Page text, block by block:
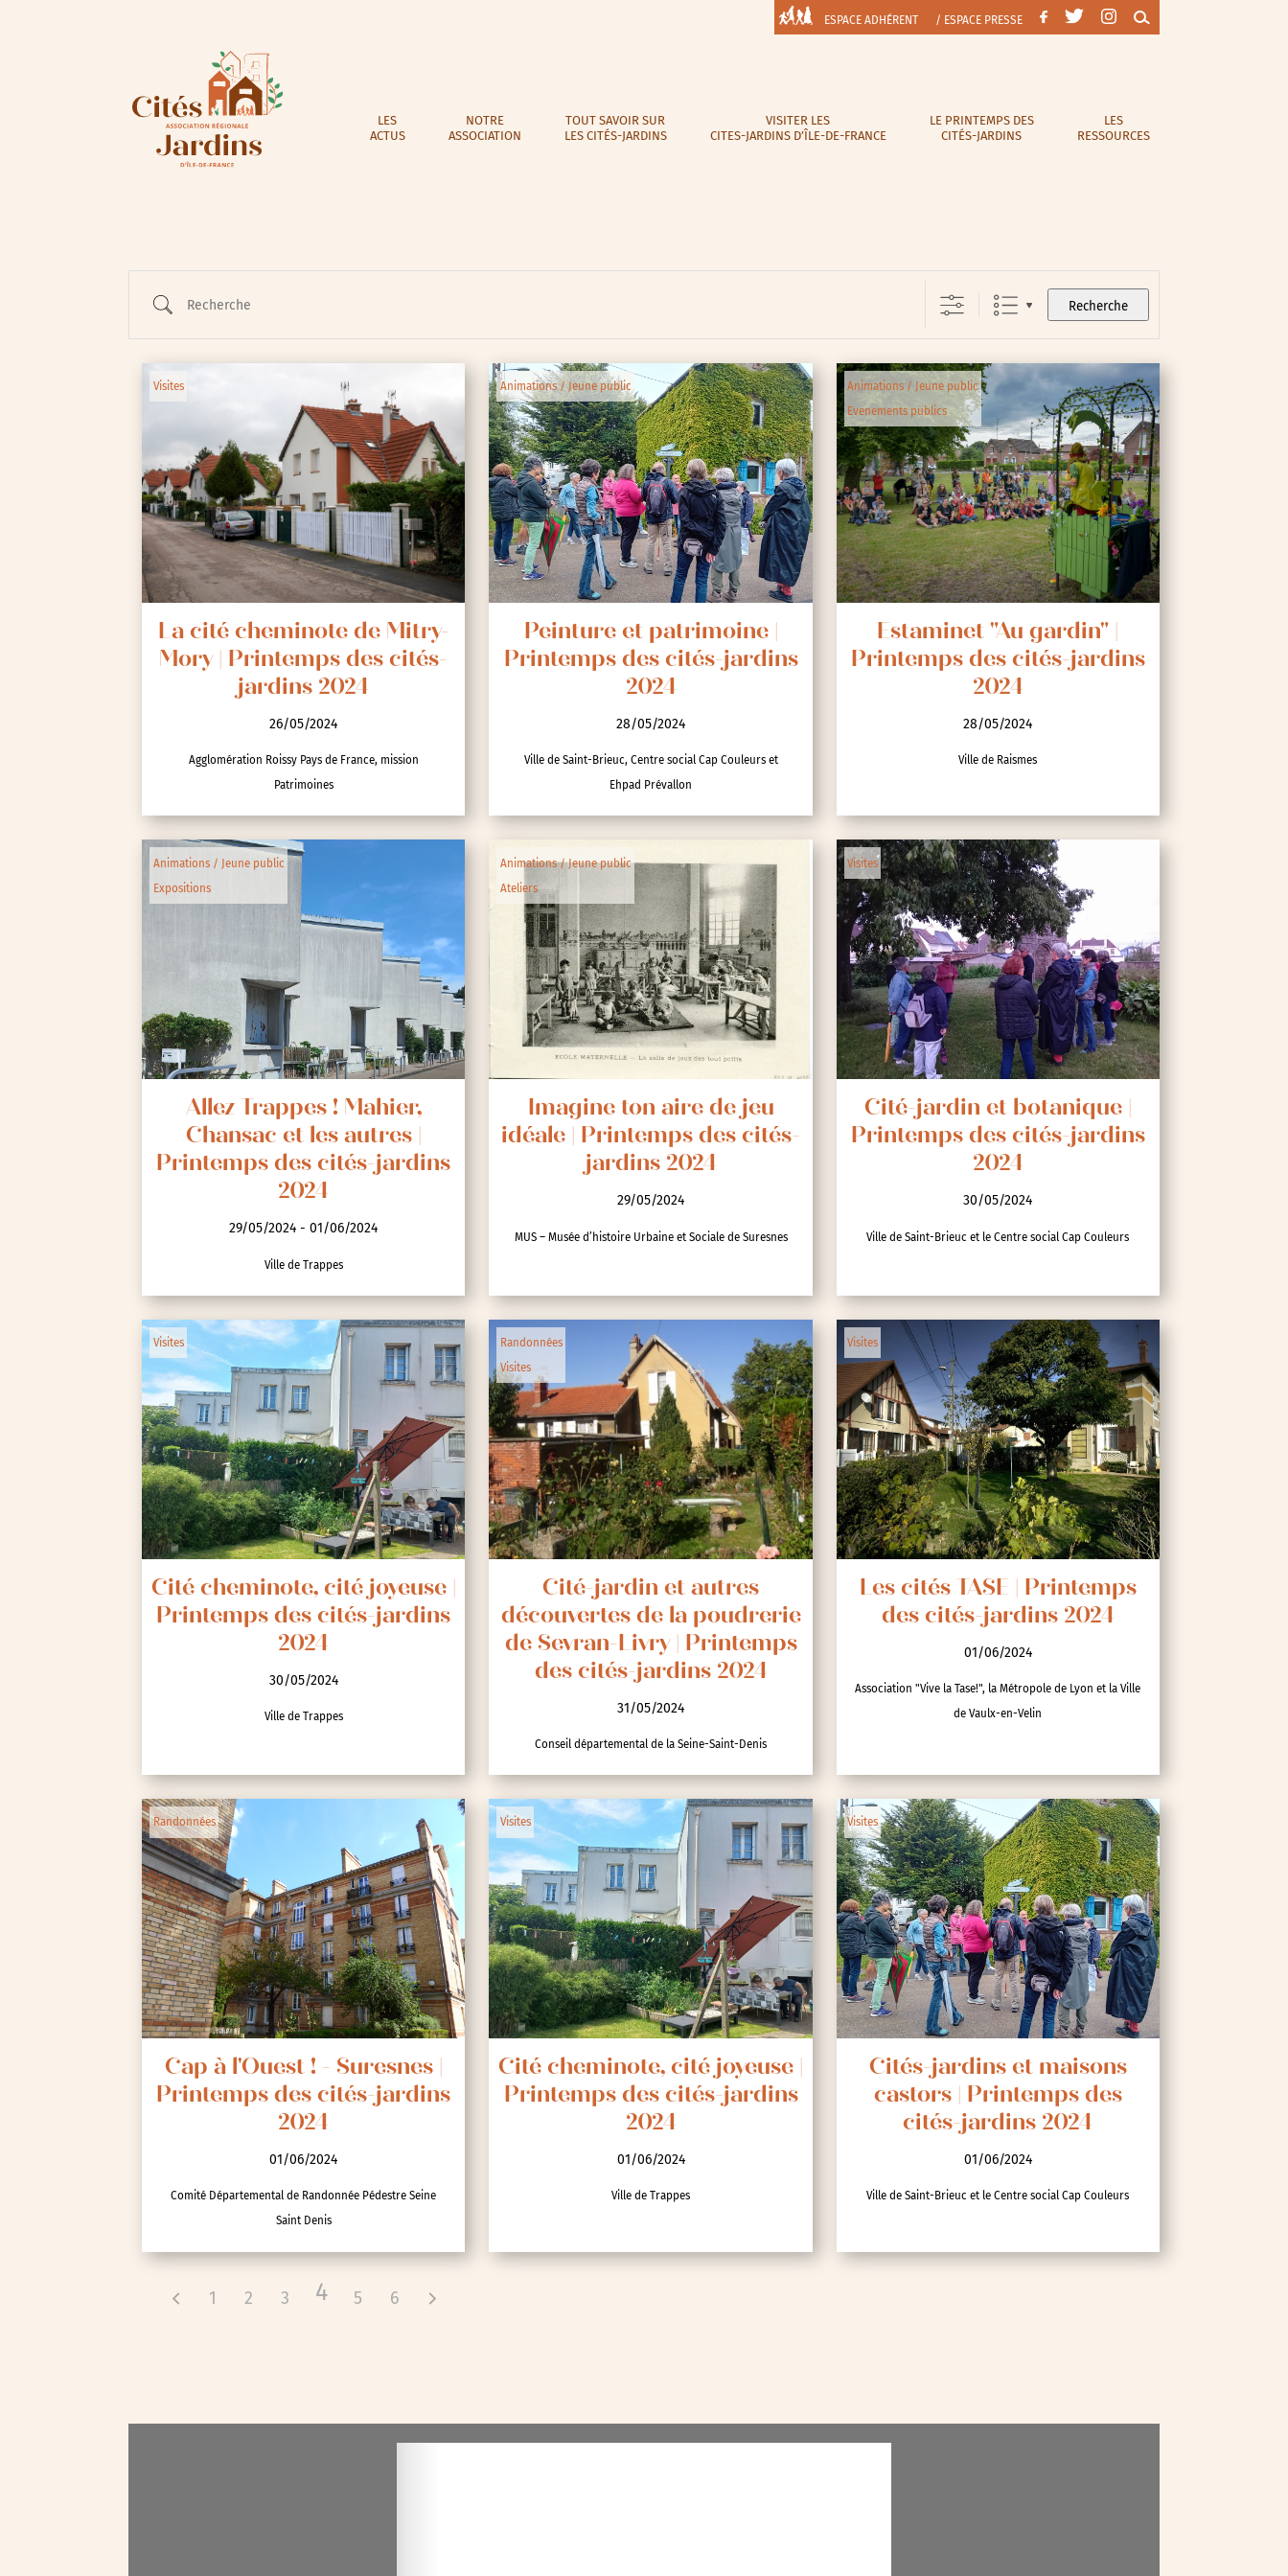
ESPACE ADHÉRENT / ESPACE PRESSE
LES
ACTUS
NOTRE
ASSOCIATION
TOUT SAVOIR SUR
LES CITÉS-JARDINS
VISITER LES
CITES-JARDINS D’ÎLE-DE-FRANCE
LE PRINTEMPS DES
CITÉS-JARDINS
LES
RESSOURCES
Recherche
Animations / Jeune public
Conférences
Cycle de rencontres
Evenements publics
Expositions
Œuvre collective/participative
Parole aux habitants
Randonnées
Visites
Voyage d'études
Visites
La cité cheminote de Mitry-
Mory | Printemps des cités-
jardins 2024
26/05/2024
Agglomération Roissy Pays de France, mission
Patrimoines
Animations / Jeune public
Peinture et patrimoine |
Printemps des cités-jardins
2024
28/05/2024
Ville de Saint-Brieuc, Centre social Cap Couleurs et
Ehpad Prévallon
Animations / Jeune public
Evenements publics
Estaminet "Au gardin" |
Printemps des cités-jardins
2024
28/05/2024
Ville de Raismes
Animations / Jeune public
Expositions
Allez Trappes ! Mahier,
Chansac et les autres |
Printemps des cités-jardins
2024
29/05/2024 - 01/06/2024
Ville de Trappes
Animations / Jeune public
Ateliers
Imagine ton aire de jeu
idéale | Printemps des cités-
jardins 2024
29/05/2024
MUS – Musée d’histoire Urbaine et Sociale de Suresnes
Visites
Cité-jardin et botanique |
Printemps des cités-jardins
2024
30/05/2024
Ville de Saint-Brieuc et le Centre social Cap Couleurs
Visites
Cité cheminote, cité joyeuse |
Printemps des cités-jardins
2024
30/05/2024
Ville de Trappes
Randonnées
Visites
Cité-jardin et autres
découvertes de la poudrerie
de Sevran-Livry | Printemps
des cités-jardins 2024
31/05/2024
Conseil départemental de la Seine-Saint-Denis
Visites
Les cités TASE | Printemps
des cités-jardins 2024
01/06/2024
Association "Vive la Tase!", la Métropole de Lyon et la Ville
de Vaulx-en-Velin
Randonnées
Cap à l'Ouest ! - Suresnes |
Printemps des cités-jardins
2024
01/06/2024
Comité Départemental de Randonnée Pédestre Seine
Saint Denis
Visites
Cité cheminote, cité joyeuse |
Printemps des cités-jardins
2024
01/06/2024
Ville de Trappes
Visites
Cités-jardins et maisons
castors | Printemps des
cités-jardins 2024
01/06/2024
Ville de Saint-Brieuc et le Centre social Cap Couleurs
1 2 3 4 5 6